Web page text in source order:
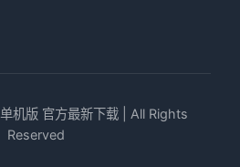
机版 官方最新下载 | All Rights
Reserved